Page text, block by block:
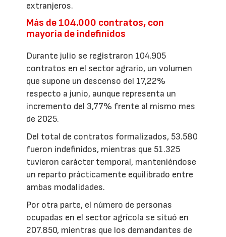
extranjeros.
Más de 104.000 contratos, con
mayoría de indefinidos
Durante julio se registraron 104.905
contratos en el sector agrario, un volumen
que supone un descenso del 17,22%
respecto a junio, aunque representa un
incremento del 3,77% frente al mismo mes
de 2025.
Del total de contratos formalizados, 53.580
fueron indefinidos, mientras que 51.325
tuvieron carácter temporal, manteniéndose
un reparto prácticamente equilibrado entre
ambas modalidades.
Por otra parte, el número de personas
ocupadas en el sector agrícola se situó en
207.850, mientras que los demandantes de